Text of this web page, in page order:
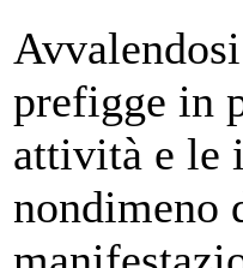
prefigge in
attività e le
nondimeno